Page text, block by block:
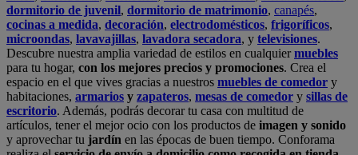
dormitorio de juvenil, dormitorio de matrimonio, canapés,
cocinas a medida, decoración, electrodomésticos, frigoríficos,
microondas, lavavajillas, lavadora secadora, y televisiones.
Descubre nuestra amplia variedad de estilos en cualquiermuebles
para tu hogar, con los mejores precios y promociones. Crea el
espacio en el que vives gracias a nuestros muebles de comedor y
habitaciones, armarios y zapateros, mesas de comedor y sillas de
escritorio. Además, podrás decorar tu casa con multitud de
artículos, tener el mejor ocio con los productos de imagen y sonido
y aprovechar tu jardín en las épocas de buen tiempo. Conforama